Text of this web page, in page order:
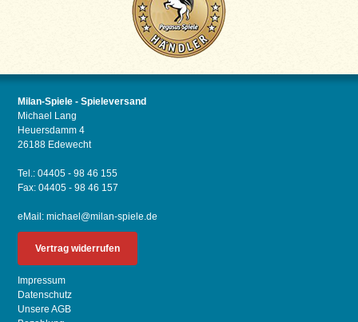
Milan-Spiele - Spieleversand
Michael Lang
Heuersdamm 4
26188 Edewecht
Tel.: 04405 - 98 46 155
Fax: 04405 - 98 46 157
eMail:michael@milan-spiele.de
Vertrag widerrufen
Impressum
Datenschutz
Unsere AGB